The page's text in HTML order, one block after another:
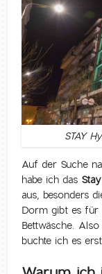
STAY
Auf der Suche
habe ich das
aus, besonders
Dorm gibt es für
Bettwäsche.
buchte ich es